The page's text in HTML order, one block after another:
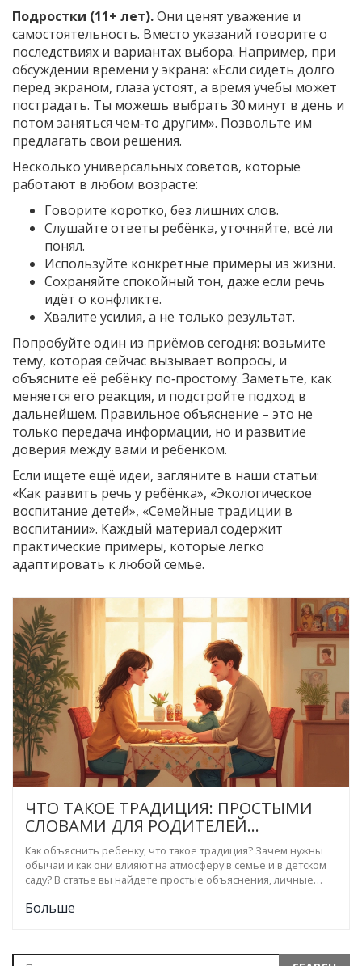
Подростки (11+ лет).Они ценят уважение и
самостоятельность. Вместо указаний говорите о
последствиях и вариантах выбора. Например, при
обсуждении времени у экрана: «Если сидеть долго
перед экраном, глаза устоят, а время учебы может
пострадать. Ты можешь выбрать 30 минут в день и
потом заняться чем‑то другим». Позвольте им
предлагать свои решения.
Несколько универсальных советов, которые
работают в любом возрасте:
Говорите коротко, без лишних слов.
Слушайте ответы ребёнка, уточняйте, всё ли
понял.
Используйте конкретные примеры из жизни.
Сохраняйте спокойный тон, даже если речь
идёт о конфликте.
Хвалите усилия, а не только результат.
Попробуйте один из приёмов сегодня: возьмите
тему, которая сейчас вызывает вопросы, и
объясните её ребёнку по‑простому. Заметьте, как
меняется его реакция, и подстройте подход в
дальнейшем. Правильное объяснение – это не
только передача информации, но и развитие
доверия между вами и ребёнком.
Если ищете ещё идеи, загляните в наши статьи:
«Как развить речь у ребёнка», «Экологическое
воспитание детей», «Семейные традиции в
воспитании». Каждый материал содержит
практические примеры, которые легко
адаптировать к любой семье.
ЧТО ТАКОЕ ТРАДИЦИЯ: ПРОСТЫМИ
СЛОВАМИ ДЛЯ РОДИТЕЛЕЙ
ДЕТСАДОВЦЕВ
Как объяснить ребенку, что такое традиция? Зачем нужны
обычаи и как они влияют на атмосферу в семье и в детском
саду? В статье вы найдете простые объяснения, личные
обсуждать и внедрять традиции в повседневной жизни. Всё
ритуалы так важны для малышей.
Больше